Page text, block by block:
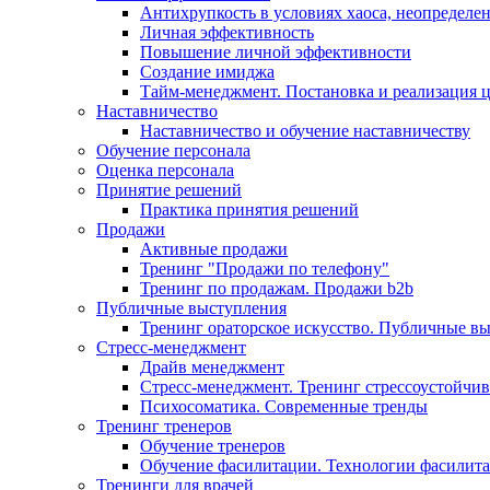
Антихрупкость в условиях хаоса,
Личная эффективность
Повышение личной эффективности
Создание имиджа
Тайм-менеджмент. Постановка и реализация
Наставничество
Наставничество и обучение наставничеству
Обучение персонала
Оценка персонала
Принятие решений
Практика принятия решений
Продажи
Активные продажи
Тренинг "Продажи по телефону"
Тренинг по продажам. Продажи b2b
Публичные выступления
Тренинг ораторское искусство. Публичные
Стресс-менеджмент
Драйв менеджмент
Стресс-менеджмент. Тренинг
Психосоматика. Современные тренды
Тренинг тренеров
Обучение тренеров
Обучение фасилитации. Технологии
Тренинги для врачей